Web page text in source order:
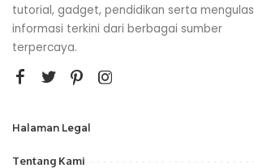
tutorial, gadget, pendidikan serta mengulas
informasi terkini dari berbagai sumber
terpercaya.
Halaman Legal
Tentang Kami